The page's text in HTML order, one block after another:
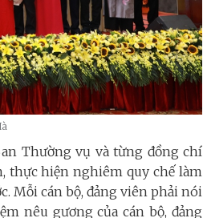
Thường vụ và từng đồng chí
thực hiện nghiêm quy chế làm
Mỗi cán bộ, đảng viên phải nói
nêu gương của cán bộ, đảng